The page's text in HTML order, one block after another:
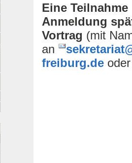
Eine
Anmeldung
Vortrag (mit
an
freiburg.de